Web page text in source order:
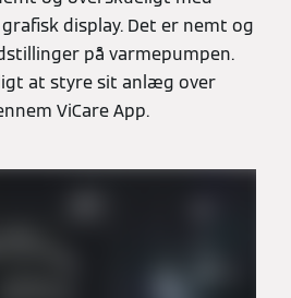
display. Det er nemt og
på varmepumpen.
at styre sit anlæg over
ViCare App.